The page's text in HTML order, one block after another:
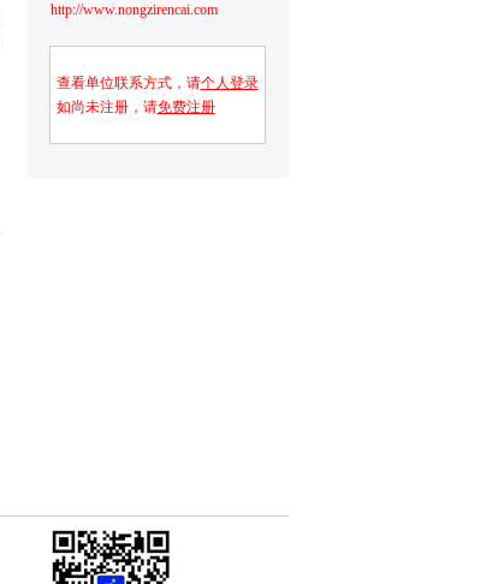
http://www.nongzirencai.com
查看单位联系方式，请个人登录
如尚未注册，请免费注册